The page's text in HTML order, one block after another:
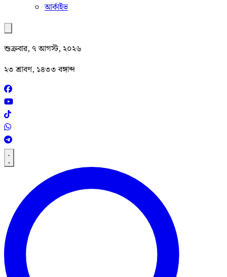
আর্কাইভ
শুক্রবার, ৭ আগস্ট, ২০২৬
২৩ শ্রাবণ, ১৪৩৩ বঙ্গাব্দ